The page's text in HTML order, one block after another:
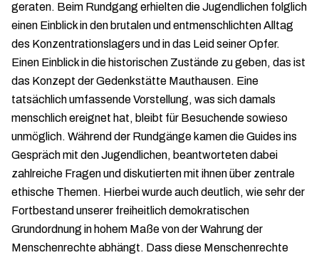
geraten. Beim Rundgang erhielten die Jugendlichen folglich
einen Einblick in den brutalen und entmenschlichten Alltag
des Konzentrationslagers und in das Leid seiner Opfer.
Einen Einblick in die historischen Zustände zu geben, das ist
das Konzept der Gedenkstätte Mauthausen. Eine
tatsächlich umfassende Vorstellung, was sich damals
menschlich ereignet hat, bleibt für Besuchende sowieso
unmöglich. Während der Rundgänge kamen die Guides ins
Gespräch mit den Jugendlichen, beantworteten dabei
zahlreiche Fragen und diskutierten mit ihnen über zentrale
ethische Themen. Hierbei wurde auch deutlich, wie sehr der
Fortbestand unserer freiheitlich demokratischen
Grundordnung in hohem Maße von der Wahrung der
Menschenrechte abhängt. Dass diese Menschenrechte